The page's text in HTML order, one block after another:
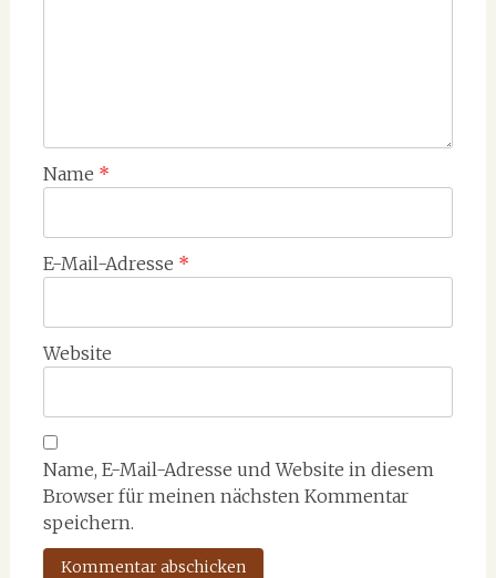
Name *
E-Mail-Adresse *
Website
Name, E-Mail-Adresse und Website in diesem
Browser für meinen nächsten Kommentar
speichern.